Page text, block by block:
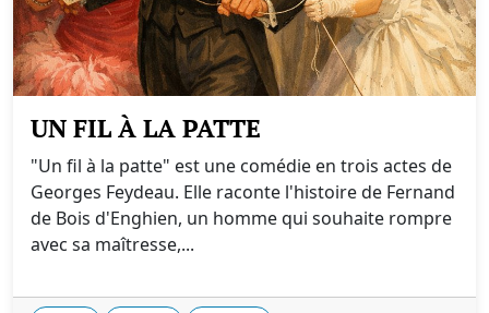
UN FIL À LA PATTE
"Un fil à la patte" est une comédie en trois actes de
Georges Feydeau. Elle raconte l'histoire de Fernand
de Bois d'Enghien, un homme qui souhaite rompre
avec sa maîtresse,...